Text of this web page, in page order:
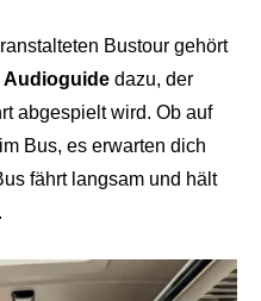
Bustour gehört
dazu, der
abgespielt wird. Ob auf
Bus, es erwarten dich
fährt langsam und hält